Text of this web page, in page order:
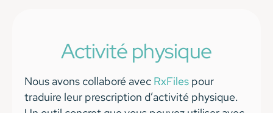
Activité physique
Nous avons collaboré avec RxFiles pour
traduire leur prescription d’activité physique.